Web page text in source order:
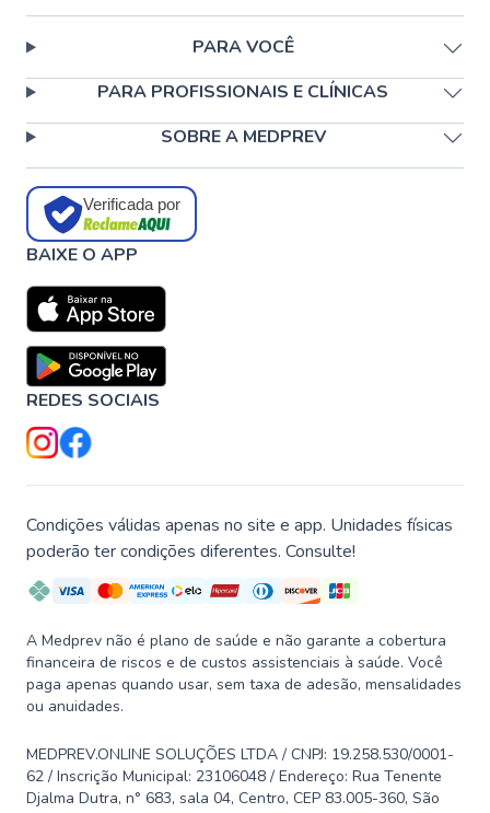
PARA VOCÊ
PARA PROFISSIONAIS E CLÍNICAS
SOBRE A MEDPREV
Verificada por
BAIXE O APP
REDES SOCIAIS
Condições válidas apenas no site e app. Unidades físicas
poderão ter condições diferentes. Consulte!
A Medprev não é plano de saúde e não garante a cobertura
financeira de riscos e de custos assistenciais à saúde. Você
paga apenas quando usar, sem taxa de adesão, mensalidades
ou anuidades.
MEDPREV.ONLINE SOLUÇÕES LTDA / CNPJ: 19.258.530/0001-
62 / Inscrição Municipal: 23106048 / Endereço: Rua Tenente
Djalma Dutra, n° 683, sala 04, Centro, CEP 83.005-360, São